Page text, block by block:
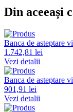
Din aceeași
Banca de asteptare
1.742,81 lei
Vezi detalii
Banca de asteptare
901,91 lei
Vezi detalii